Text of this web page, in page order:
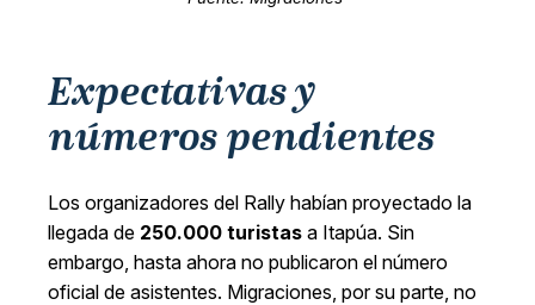
Expectativas y
números pendientes
Los organizadores del Rally habían proyectado la
llegada de 250.000 turistas a Itapúa. Sin
embargo, hasta ahora no publicaron el número
oficial de asistentes. Migraciones, por su parte, no